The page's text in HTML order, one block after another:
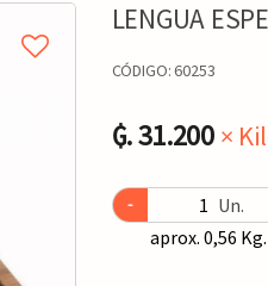
LENGUA
CÓDIGO:60253
₲. 31.200 ×
- Un.
aprox. 0,56 Kg.